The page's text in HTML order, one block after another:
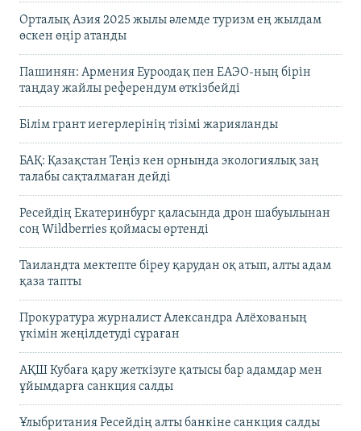
Орталық Азия 2025 жылы әлемде туризм ең жылдам
өскен өңір атанды
Пашинян: Армения Еуроодақ пен ЕАЭО-ның бірін
таңдау жайлы референдум өткізбейді
Білім грант иегерлерінің тізімі жарияланды
БАҚ: Қазақстан Теңіз кен орнында экологиялық заң
талабы сақталмаған дейді
Ресейдің Екатеринбург қаласында дрон шабуылынан
соң Wildberries қоймасы өртенді
Таиландта мектепте біреу қарудан оқ атып, алты адам
қаза тапты
Прокуратура журналист Александра Алёхованың
үкімін жеңілдетуді сұраған
АҚШ Кубаға қару жеткізуге қатысы бар адамдар мен
ұйымдарға санкция салды
Ұлыбритания Ресейдің алты банкіне санкция салды